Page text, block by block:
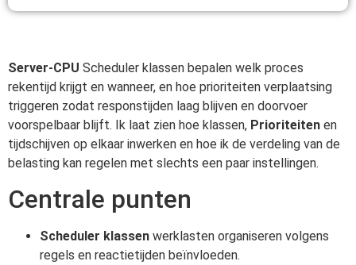
Server-CPU Scheduler klassen bepalen welk proces
rekentijd krijgt en wanneer, en hoe prioriteiten verplaatsing
triggeren zodat responstijden laag blijven en doorvoer
voorspelbaar blijft. Ik laat zien hoe klassen, Prioriteiten en
tijdschijven op elkaar inwerken en hoe ik de verdeling van de
belasting kan regelen met slechts een paar instellingen.
Centrale punten
Scheduler klassen werklasten organiseren volgens
regels en reactietijden beïnvloeden.